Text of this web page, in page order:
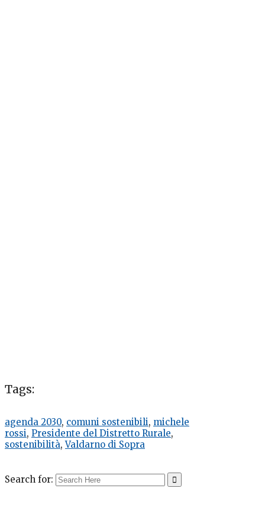
Tags:
agenda 2030, comuni sostenibili, michele
rossi, Presidente del Distretto Rurale,
sostenibilità,Valdarno di Sopra
Search for: